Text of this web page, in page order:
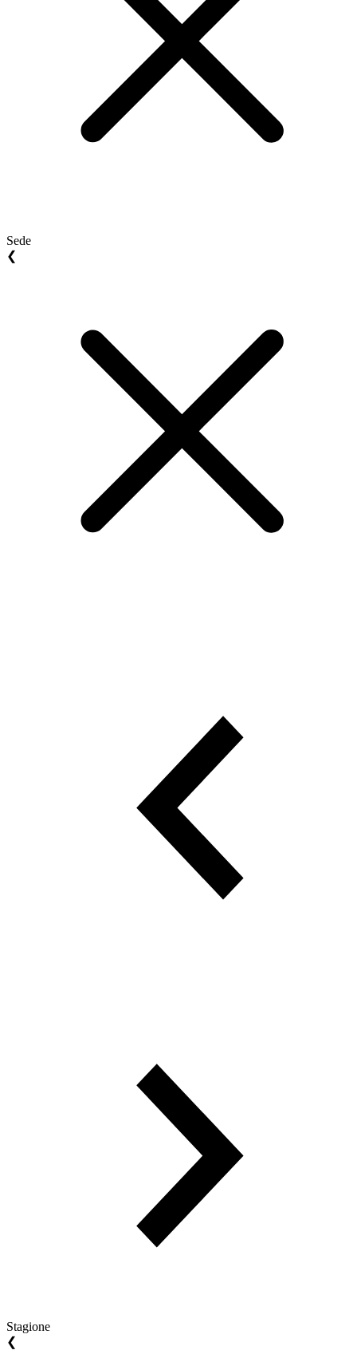
Sede
❮
Stagione
❮